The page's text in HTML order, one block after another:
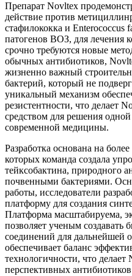
Препарат Novltex
действие против
стафилококка и Enterococcus
патогенов ВОЗ, для лечения
срочно требуются новые
обычных антибиотиков,
жизненно важный
бактерий, который не
уникальный механизм
резистентности, что делает
средством для решения
современной медицины.
Разработка основана на
которых команда создала
тейксобактина, природного
почвенными бактериями.
работы, исследователи
платформу для создания
Платформа масштабируема,
позволяет ученым создавать
соединений для дальнейшей
обеспечивает баланс
технологичности, что
перспективных